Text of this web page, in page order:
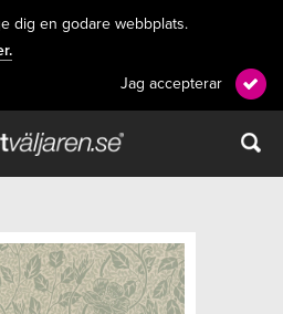
dig en godare webbplats.
Jag accepterar